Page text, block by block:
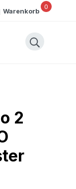
0
Warenkorb
2